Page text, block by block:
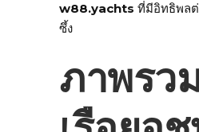
w88.yachts ที่มีอิทธิพลต่
ซึ้ง
ภาพรว